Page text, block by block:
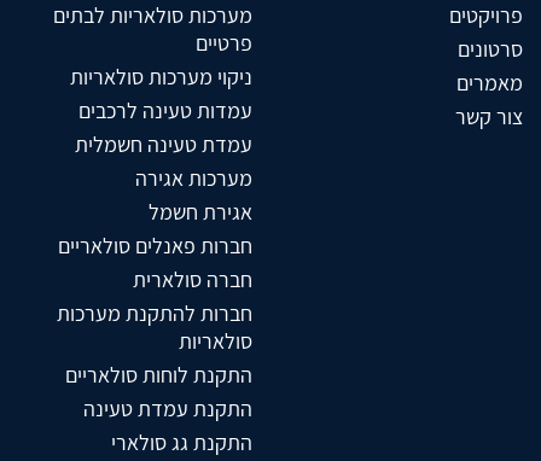
פרויקטים
סרטונים
מאמרים
צור קשר
מערכות סולאריות לבתים
פרטיים
ניקוי מערכות סולאריות
עמדות טעינה לרכבים
עמדת טעינה חשמלית
מערכות אגירה
אגירת חשמל
חברות פאנלים סולאריים
חברה סולארית
חברות להתקנת מערכות
סולאריות
התקנת לוחות סולאריים
התקנת עמדת טעינה
התקנת גג סולארי